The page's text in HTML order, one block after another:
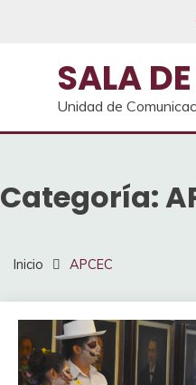
SALA
Unidad de
Categoría:
Inicio APCEC